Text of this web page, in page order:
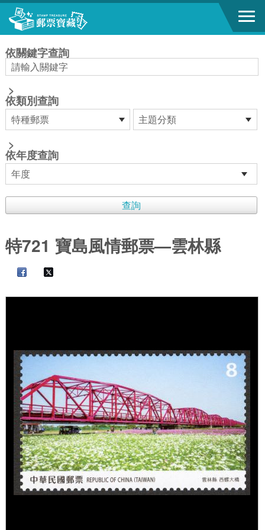
跳到主要內容區塊
依關鍵字查詢
>
依類別查詢
>
依年度查詢
特721 寶島風情郵票—雲林縣